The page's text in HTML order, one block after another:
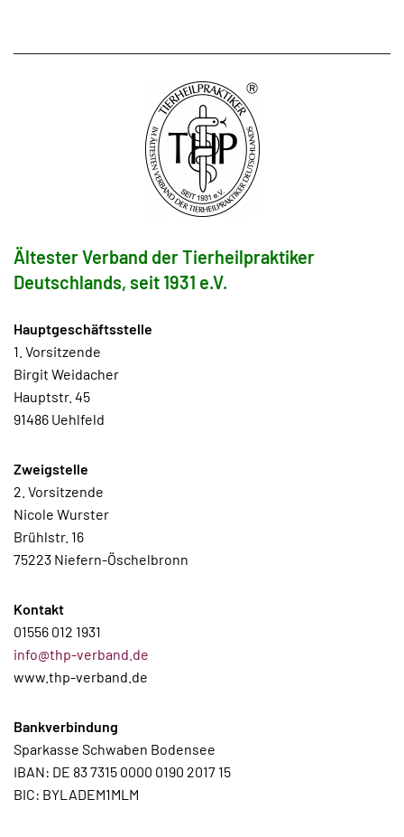
Ältester Verband der Tierheilpraktiker
Deutschlands, seit 1931 e.V.
Hauptgeschäftsstelle
1. Vorsitzende
Birgit Weidacher
Hauptstr. 45
91486 Uehlfeld
Zweigstelle
2. Vorsitzende
Nicole Wurster
Brühlstr. 16
75223 Niefern-Öschelbronn
Kontakt
01556 012 1931
info@thp-verband.de
www.thp-verband.de
Bankverbindung
Sparkasse Schwaben Bodensee
IBAN: DE 83 7315 0000 0190 2017 15
BIC: BYLADEM1MLM